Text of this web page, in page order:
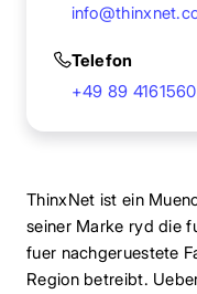
Telefon
+49 89 4161560
ThinxNet ist ein
seiner Marke ryd die
fuer nachgeruestete
Region betreibt.